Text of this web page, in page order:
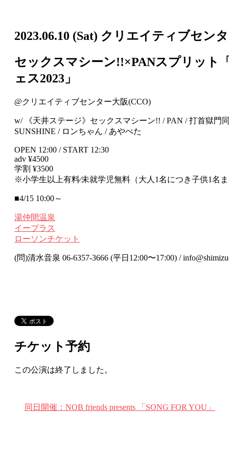
2023.06.10 (Sat) クリエイティブセン
セックスマシーン!!×PANスプリット
ェス2023」
@クリエイティブセンター⼤阪(CCO)
w/ 《天井ステージ》セックスマシーン!! / PAN / 打首獄門
SUNSHINE / ロンちゃん / あやぺた
OPEN 12:00 / START 12:30
adv ¥4500
学割 ¥3500
※⼩学⽣以上有料∕未就学児無料（⼤⼈1名につき⼦供1名
■4/15 10:00～
湯仲間温泉
イープラス
ローソンチケット
(問)清⽔⾳泉 06-6357-3666 (平⽇12:00〜17:00) /
チケット予約
この公演は終了しました。
同日開催：NOB friends presents 「SONG FOR YOU」